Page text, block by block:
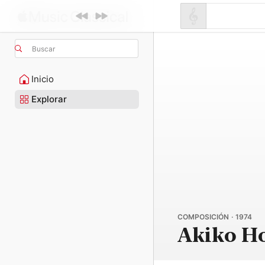
Buscar
Inicio
Explorar
COMPOSICIÓN · 1974
Akiko